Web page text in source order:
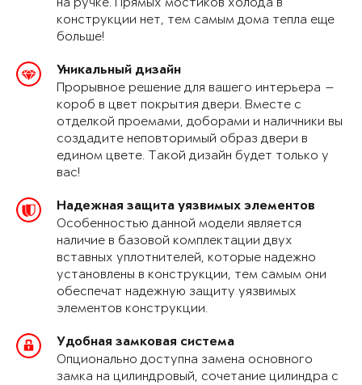
на ручке. Прямых мостиков холода в
конструкции нет, тем самым дома тепла еще
больше!
Уникальный дизайн
Прорывное решение для вашего интерьера —
короб в цвет покрытия двери. Вместе с
отделкой проемами, доборами и наличники вы
создадите неповторимый образ двери в
едином цвете. Такой дизайн будет только у
вас!
Надежная защита уязвимых элементов
Особенностью данной модели является
наличие в базовой комплектации двух
вставных уплотнителей, которые надежно
установлены в конструкции, тем самым они
обеспечат надежную защиту уязвимых
элементов конструкции.
Удобная замковая система
Опционально доступна замена основного
замка на цилиндровый, сочетание цилиндра с